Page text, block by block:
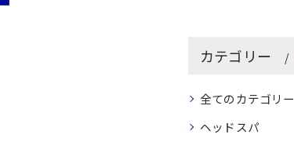
カテゴリー
全てのカテゴリー
ヘッドスパ